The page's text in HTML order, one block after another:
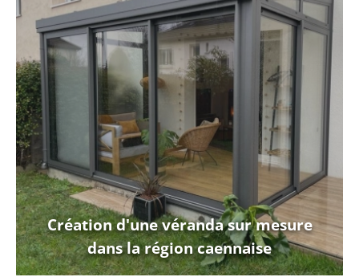
Création d'une véranda sur mesure
dans la région caennaise